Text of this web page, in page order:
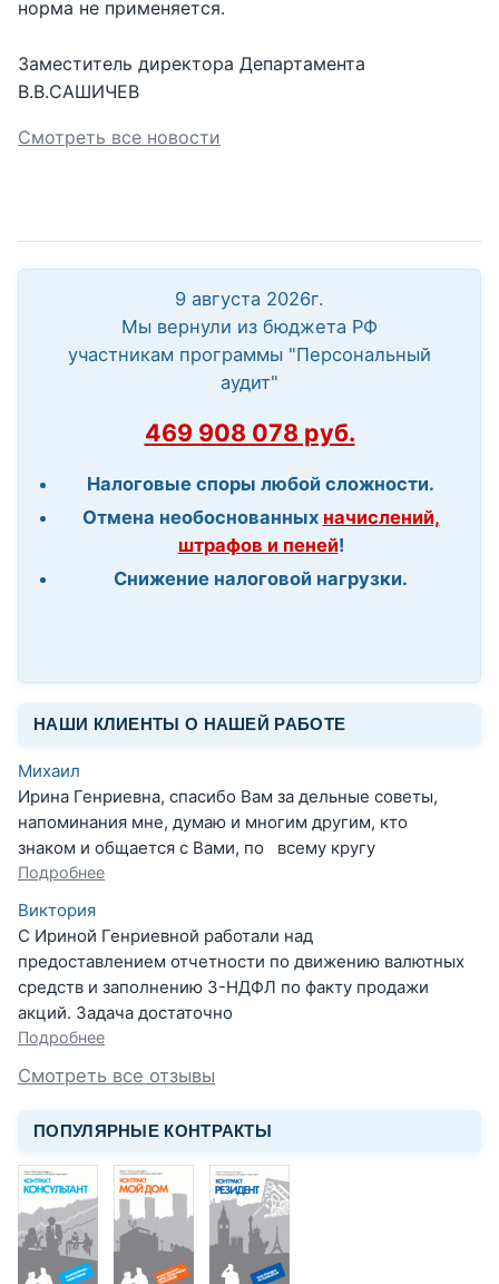
норма не применяется.
Заместитель директора Департамента
В.В.САШИЧЕВ
Смотреть все новости
9 августа 2026г.
Мы вернули из бюджета РФ
участникам программы "Персональный
аудит"
469 908 078 руб.
Налоговые споры любой сложности.
Отмена необоснованных начислений,
штрафов и пеней!
Снижение налоговой нагрузки.
НАШИ КЛИЕНТЫ О НАШЕЙ РАБОТЕ
Михаил
Ирина Генриевна, спасибо Вам за дельные советы,
напоминания мне, думаю и многим другим, кто
знаком и общается с Вами, по всему кругу
Подробнее
Виктория
С Ириной Генриевной работали над
предоставлением отчетности по движению валютных
средств и заполнению 3-НДФЛ по факту продажи
акций. Задача достаточно
Подробнее
Смотреть все отзывы
ПОПУЛЯРНЫЕ КОНТРАКТЫ